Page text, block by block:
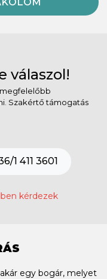
válaszol!
Szakértő támogatás
1 411 3601
kérdezek
egy bogár, melyet